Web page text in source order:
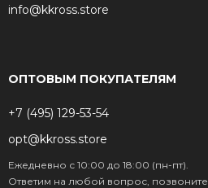
info@kkross.store
ОПТОВЫМ ПОКУПАТЕЛЯМ
+7 (495) 129-53-54
opt@kkross.store
Ежедневно с 10:00 до 18:00 (пн-пт).
Ответим на любой вопрос, позвоните